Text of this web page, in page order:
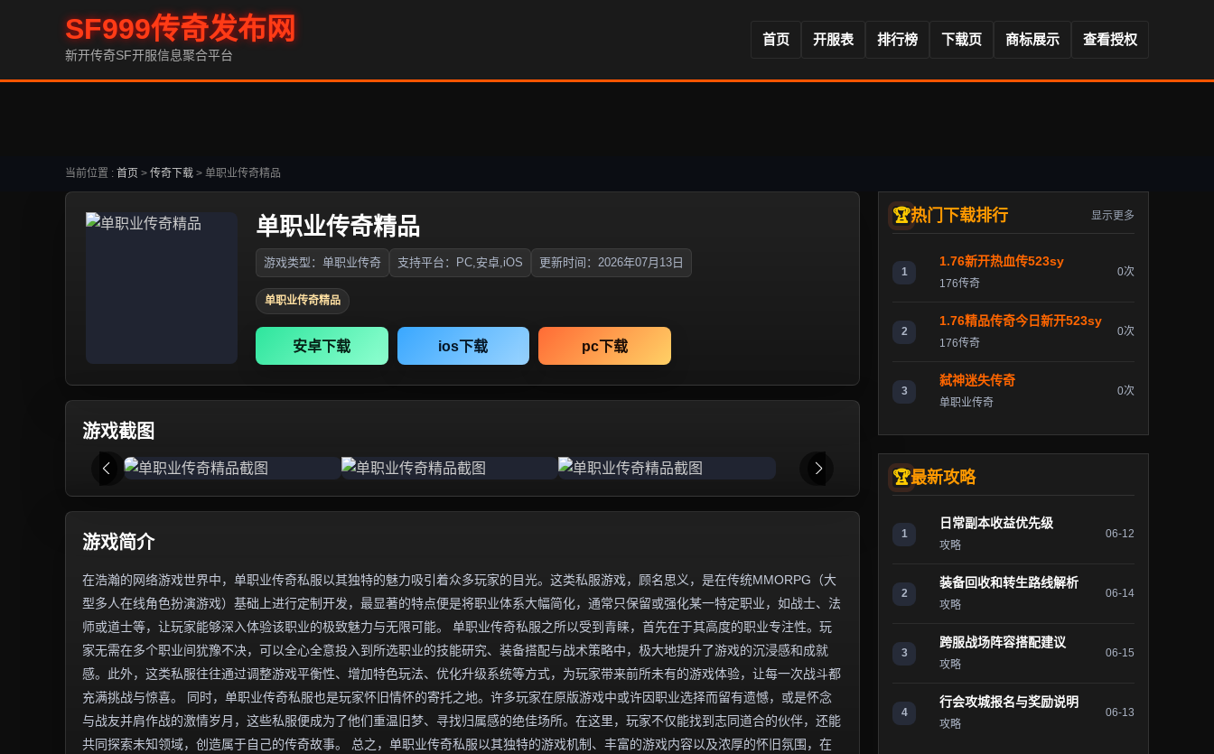
SF999传奇发布网
新开传奇SF开服信息聚合平台
首页 开服表 排行榜 下载页 商标展示 查看授权
当前位置 : 首页 > 传奇下载 > 单职业传奇精品
单职业传奇精品
游戏类型：单职业传奇 支持平台：PC,安卓,iOS 更新时间：2026年07月13日
单职业传奇精品
安卓下载 ios下载 pc下载
游戏截图
游戏简介
在浩瀚的网络游戏世界中，单职业传奇私服以其独特的魅力吸引着众多玩家的目光。这类私服游戏，顾名思义，是在传统MMORPG（大
型多人在线角色扮演游戏）基础上进行定制开发，最显著的特点便是将职业体系大幅简化，通常只保留或强化某一特定职业，如战士、法
师或道士等，让玩家能够深入体验该职业的极致魅力与无限可能。 单职业传奇私服之所以受到青睐，首先在于其高度的职业专注性。玩
家无需在多个职业间犹豫不决，可以全心全意投入到所选职业的技能研究、装备搭配与战术策略中，极大地提升了游戏的沉浸感和成就
感。此外，这类私服往往通过调整游戏平衡性、增加特色玩法、优化升级系统等方式，为玩家带来前所未有的游戏体验，让每一次战斗都
充满挑战与惊喜。 同时，单职业传奇私服也是玩家怀旧情怀的寄托之地。许多玩家在原版游戏中或许因职业选择而留有遗憾，或是怀念
与战友并肩作战的激情岁月，这些私服便成为了他们重温旧梦、寻找归属感的绝佳场所。在这里，玩家不仅能找到志同道合的伙伴，还能
共同探索未知领域，创造属于自己的传奇故事。 总之，单职业传奇私服以其独特的游戏机制、丰富的游戏内容以及浓厚的怀旧氛围，在
热门下载排行 显示更多
1
1.76新开热血传523sy
176传奇
0次
2
1.76精品传奇今日新开523sy
176传奇
0次
3
弑神迷失传奇
单职业传奇
0次
最新攻略
1
日常副本收益优先级
攻略
06-12
2
装备回收和转生路线解析
攻略
06-14
3
跨服战场阵容搭配建议
攻略
06-15
4
行会攻城报名与奖励说明
攻略
06-13